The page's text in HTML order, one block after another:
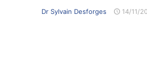
Dr Sylvain Desforges 14/11/